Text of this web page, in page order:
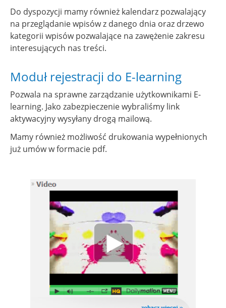
Do dyspozycji mamy również kalendarz pozwalający
na przeglądanie wpisów z danego dnia oraz drzewo
kategorii wpisów pozwalające na zawężenie zakresu
interesujących nas treści.
Moduł rejestracji do E-learning
Pozwala na sprawne zarządzanie użytkownikami E-
learning. Jako zabezpieczenie wybraliśmy link
aktywacyjny wysyłany drogą mailową.
Mamy również możliwość drukowania wypełnionych
już umów w formacie pdf.
Show larger version for: